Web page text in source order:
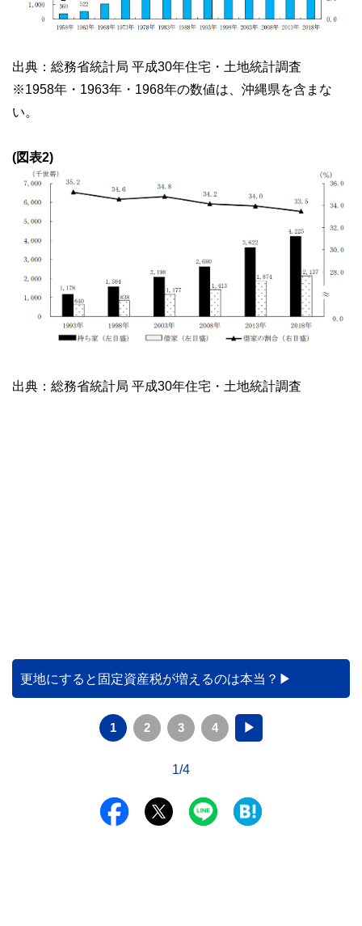
出典：総務省統計局 平成30年住宅・土地統計調査
※1958年・1963年・1968年の数値は、沖縄県を含まな
い。
(図表2)
出典：総務省統計局 平成30年住宅・土地統計調査
更地にすると固定資産税が増えるのは本当？
1 2 3 4 ▶
1/4